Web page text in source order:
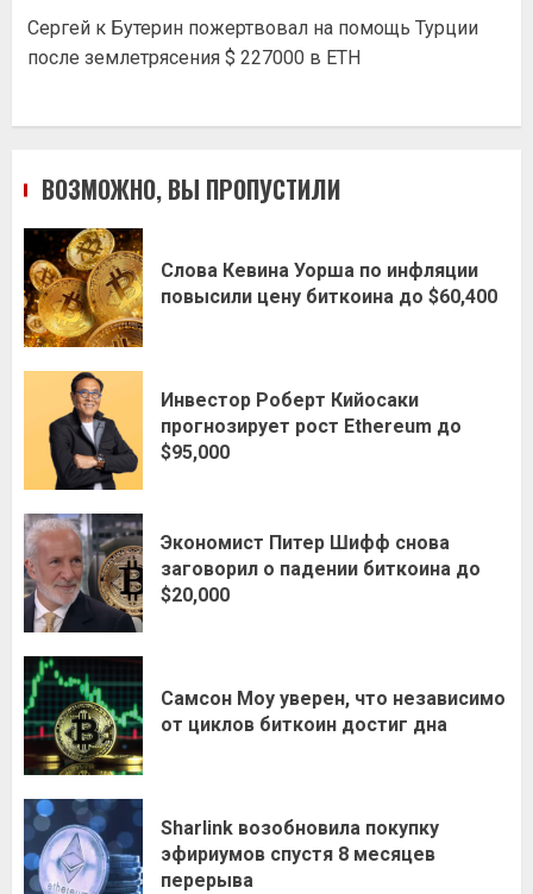
Сергей к Бутерин пожертвовал на помощь Турции
после землетрясения $ 227000 в ETH
ВОЗМОЖНО, ВЫ ПРОПУСТИЛИ
Слова Кевина Уорша по инфляции
повысили цену биткоина до $60,400
Инвестор Роберт Кийосаки
прогнозирует рост Ethereum до
$95,000
Экономист Питер Шифф снова
заговорил о падении биткоина до
$20,000
Самсон Моу уверен, что независимо
от циклов биткоин достиг дна
Sharlink возобновила покупку
эфириумов спустя 8 месяцев
перерыва